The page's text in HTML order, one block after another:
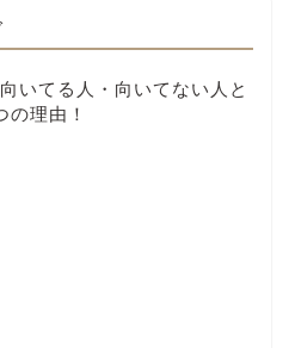
いてる人・向いてない人と
の理由！